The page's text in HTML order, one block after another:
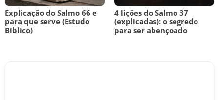
Explicação do Salmo 66 e
para que serve (Estudo
Bíblico)
4 lições do Salmo 37
(explicadas): o segredo
para ser abençoado